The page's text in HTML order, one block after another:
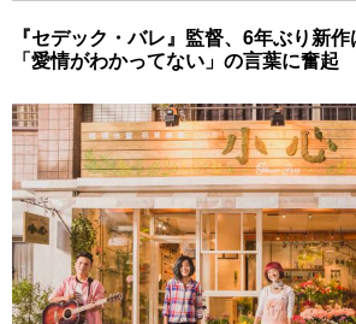
『セデック・バレ』監督、6年ぶり新
「愛情がわかってない」の言葉に奮起